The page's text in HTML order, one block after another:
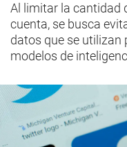
Al limitar la cantidad
cuenta, se busca
datos que se utilizan
modelos de